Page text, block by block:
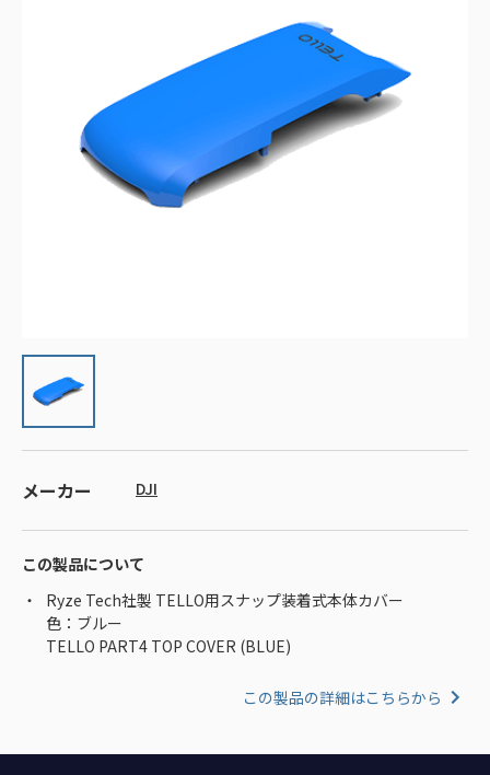
メーカー DJI
この製品について
Ryze Tech社製 TELLO用スナップ装着式本体カバー
色：ブルー
TELLO PART4 TOP COVER (BLUE)
この製品の詳細はこちらから